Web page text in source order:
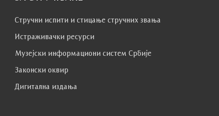
Стручни испити и стицање стручних звања
Истраживачки ресурси
Музејски информациони систем Србије
Законски оквир
Дигитална издања